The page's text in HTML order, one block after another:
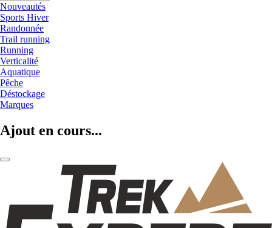
Nouveautés
Sports Hiver
Randonnée
Trail running
Running
Verticalité
Aquatique
Pêche
Déstockage
Marques
Ajout en cours...